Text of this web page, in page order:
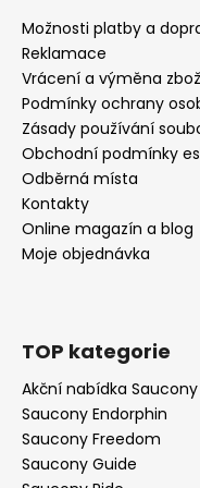
Možnosti platby a
Reklamace
Vrácení a výměna
Podmínky ochrany
Zásady používání
Obchodní podmínky
Odběrná místa
Kontakty
Online magazín a blog
Moje objednávka
TOP kategorie
Akční nabídka Saucony
Saucony Endorphin
Saucony Freedom
Saucony Guide